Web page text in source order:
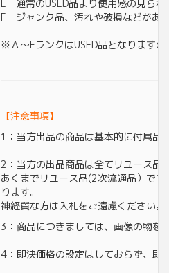
E 通常のUSED品より使用感の見られ
F ジャンク品、汚れや破損などがあ
※Ａ～FランクはUSED品となります
【注意事項】
1：当方出品の商品は基本的に付属品
2：当方の出品商品は全てリユース品
あくまでリユース品(2次流通品）で
ります。
神経質な方は入札をご遠慮ください。
3：商品につきましては、画像の物を
4：即決価格の設定はしておらず、即